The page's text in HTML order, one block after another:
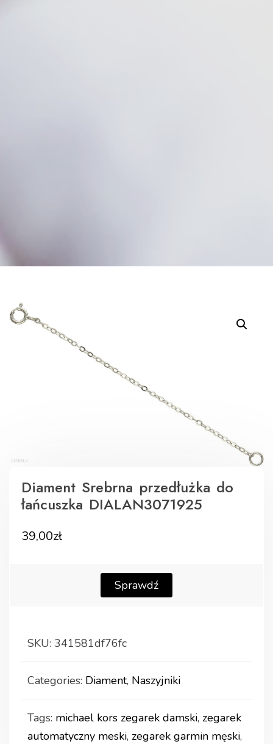
Diament Srebrna przedłużka do
łańcuszka DIALAN3071925
39,00zł
Sprawdź
SKU: 341581df76fc
Categories: Diament, Naszyjniki
Tags: michael kors zegarek damski, zegarek
automatyczny meski, zegarek garmin męski,